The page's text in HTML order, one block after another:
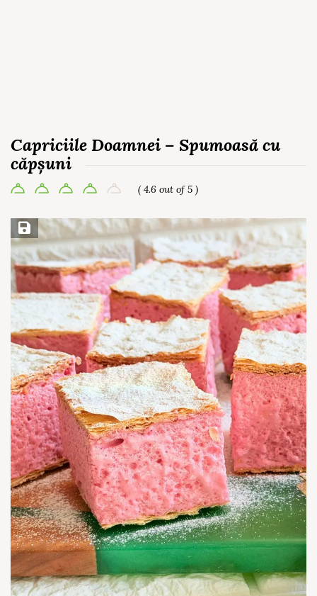
Capriciile Doamnei – Spumoasă cu
căpșuni
( 4.6 out of 5 )
Save Recipe